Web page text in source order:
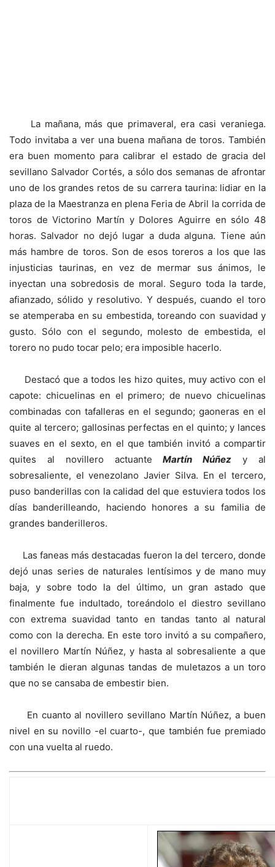
La mañana, más que primaveral, era casi veraniega.
Todo invitaba a ver una buena mañana de toros. También
era buen momento para calibrar el estado de gracia del
sevillano Salvador Cortés, a sólo dos semanas de afrontar
uno de los grandes retos de su carrera taurina: lidiar en la
plaza de la Maestranza en plena Feria de Abril la corrida de
toros de Victorino Martín y Dolores Aguirre en sólo 48
horas. Salvador no dejó lugar a duda alguna. Tiene aún
más hambre de toros. Son de esos toreros a los que las
injusticias taurinas, en vez de mermar sus ánimos, le
inyectan una sobredosis de moral. Seguro toda la tarde,
afianzado, sólido y resolutivo. Y después, cuando el toro
se atemperaba en su embestida, toreando con suavidad y
gusto. Sólo con el segundo, molesto de embestida, el
torero no pudo tocar pelo; era imposible hacerlo.
Destacó que a todos les hizo quites, muy activo con el
capote: chicuelinas en el primero; de nuevo chicuelinas
combinadas con tafalleras en el segundo; gaoneras en el
quite al tercero; gallosinas perfectas en el quinto; y lances
suaves en el sexto, en el que también invitó a compartir
quites al novillero actuanteMartín Núñez y al
sobresaliente, el venezolano Javier Silva. En el tercero,
puso banderillas con la calidad del que estuviera todos los
días banderilleando, haciendo honores a su familia de
grandes banderilleros.
Las faneas más destacadas fueron la del tercero, donde
dejó unas series de naturales lentísimos y de mano muy
baja, y sobre todo la del último, un gran astado que
finalmente fue indultado, toreándolo el diestro sevillano
con extrema suavidad tanto en tandas tanto al natural
como con la derecha. En este toro invitó a su compañero,
el novillero Martín Núñez, y hasta al sobresaliente a que
también le dieran algunas tandas de muletazos a un toro
que no se cansaba de embestir bien.
En cuanto al novillero sevillano Martín Núñez, a buen
nivel en su novillo -el cuarto-, que también fue premiado
con una vuelta al ruedo.